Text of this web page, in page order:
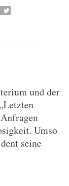
und der
Umso
seine